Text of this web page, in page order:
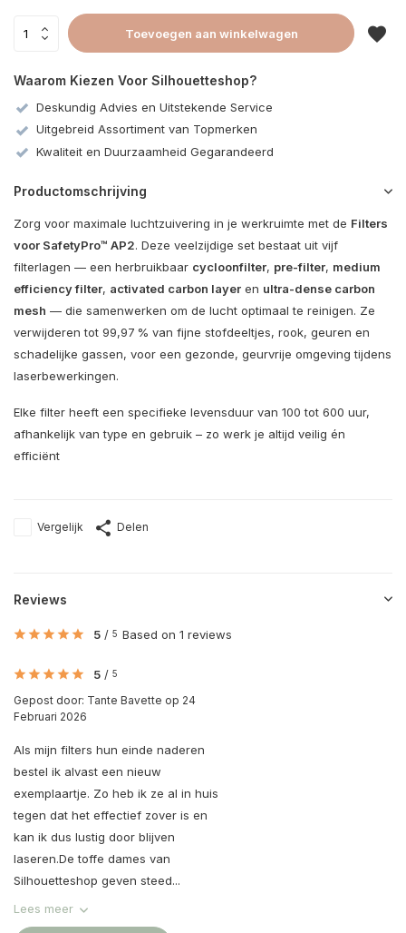
Toevoegen aan winkelwagen
Waarom Kiezen Voor Silhouetteshop?
Deskundig Advies en Uitstekende Service
Uitgebreid Assortiment van Topmerken
Kwaliteit en Duurzaamheid Gegarandeerd
Productomschrijving
Zorg voor maximale luchtzuivering in je werkruimte met de Filters
voor SafetyPro™ AP2. Deze veelzijdige set bestaat uit vijf
filterlagen — een herbruikbaar cycloonfilter, pre-filter, medium
efficiency filter, activated carbon layer en ultra-dense carbon
mesh — die samenwerken om de lucht optimaal te reinigen. Ze
verwijderen tot 99,97 % van fijne stofdeeltjes, rook, geuren en
schadelijke gassen, voor een gezonde, geurvrije omgeving tijdens
laserbewerkingen.
Elke filter heeft een specifieke levensduur van 100 tot 600 uur,
afhankelijk van type en gebruik – zo werk je altijd veilig én
efficiënt
Vergelijk Delen
Reviews
5 / 5 Based on 1 reviews
5 / 5
Gepost door: Tante Bavette op 24
Februari 2026
Als mijn filters hun einde naderen
bestel ik alvast een nieuw
exemplaartje. Zo heb ik ze al in huis
tegen dat het effectief zover is en
kan ik dus lustig door blijven
laseren.De toffe dames van
Silhouetteshop geven steed...
Lees meer